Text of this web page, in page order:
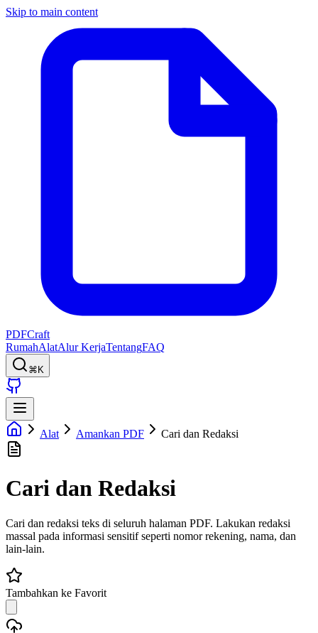
Skip to main content
PDFCraft
RumahAlatAlur KerjaTentangFAQ
⌘K
Alat Amankan PDF Cari dan Redaksi
Cari dan Redaksi
Cari dan redaksi teks di seluruh halaman PDF. Lakukan redaksi
massal pada informasi sensitif seperti nomor rekening, nama, dan
lain-lain.
Tambahkan ke Favorit